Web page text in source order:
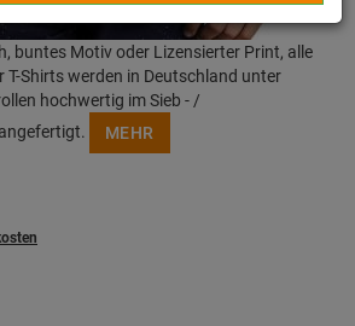
buntes Motiv oder Lizensierter Print, alle
T-Shirts werden in Deutschland unter
hochwertig im Sieb - /
MEHR